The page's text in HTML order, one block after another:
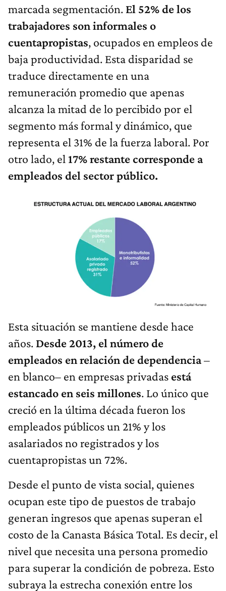
marcada segmentación. El 52% de los
trabajadores son informales o
cuentapropistas, ocupados en empleos de
baja productividad. Esta disparidad se
traduce directamente en una
remuneración promedio que apenas
alcanza la mitad de lo percibido por el
segmento más formal y dinámico, que
representa el 31% de la fuerza laboral. Por
otro lado, el 17% restante corresponde a
empleados del sector público.
Esta situación se mantiene desde hace
años. Desde 2013, el número de
empleados en relación de dependencia–
en blanco– en empresas privadas está
estancado en seis millones. Lo único que
creció en la última década fueron los
empleados públicos un 21% y los
asalariados no registrados y los
cuentapropistas un 72%.
Desde el punto de vista social, quienes
ocupan este tipo de puestos de trabajo
generan ingresos que apenas superan el
costo de la Canasta Básica Total. Es decir, el
nivel que necesita una persona promedio
para superar la condición de pobreza. Esto
subraya la estrecha conexión entre los